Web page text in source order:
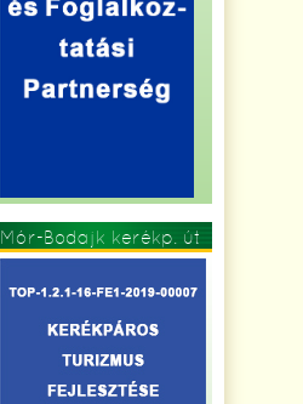
Mór-Bodajk kerékp. út